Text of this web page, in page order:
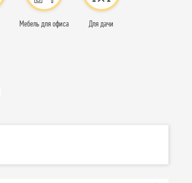
Мебель для офиса Для дачи